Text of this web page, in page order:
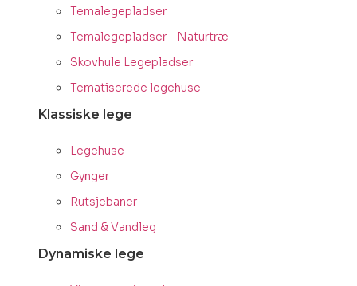
Temalegepladser
Temalegepladser - Naturtræ
Skovhule Legepladser
Tematiserede legehuse
Klassiske lege
Legehuse
Gynger
Rutsjebaner
Sand & Vandleg
Dynamiske lege